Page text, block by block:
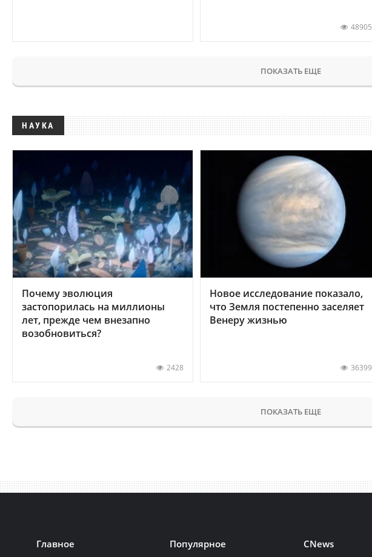
48905
ПОКАЗАТЬ ЕЩЕ
НАУКА
Почему эволюция
застопорилась на миллионы
лет, прежде чем внезапно
возобновиться?
2428
Новое исследование показало,
что Земля постепенно заселяет
Венеру жизнью
36399
ПОКАЗАТЬ ЕЩЕ
Главное Популярное CNews